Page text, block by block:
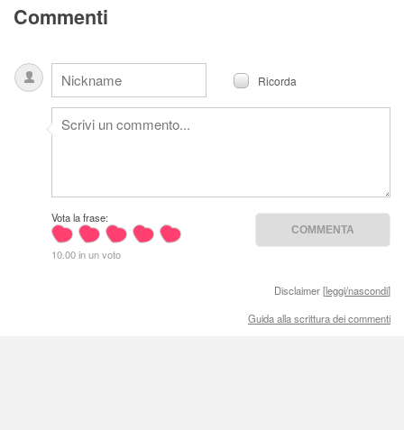
Commenti
Ricorda
Vota la frase:
10.00 in un voto
Disclaimer [leggi/nascondi]
Guida alla scrittura dei commenti